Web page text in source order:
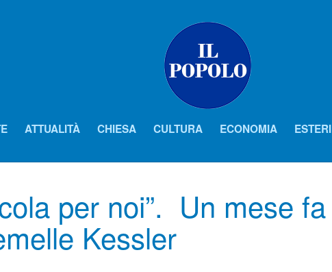
ATTUALITÀ CHIESA CULTURA ECONOMIA ESTERI
per noi”. Un mese fa
Kessler